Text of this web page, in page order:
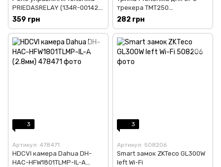
PRIEDASRELAY (134R-00142)
для елеткроскутерів Xiaomi
для TST100
359 грн
трекера TMT250
(PRIEDAS227)
282 грн
3
Артикул: 478471
HDCVI камера Dahua DH-
HAC-HFW1801TLMP-IL-A
3
Артикул: 508206
Smart замок ZKTeco GL300W
left Wi-Fi